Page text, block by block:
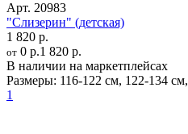
Арт. 20983
"Слизерин" (детская)
1 820 р.
от 0 р.1 820 р.
В наличии на маркетплейсах
Размеры: 116-122 см, 122-134 см,
1